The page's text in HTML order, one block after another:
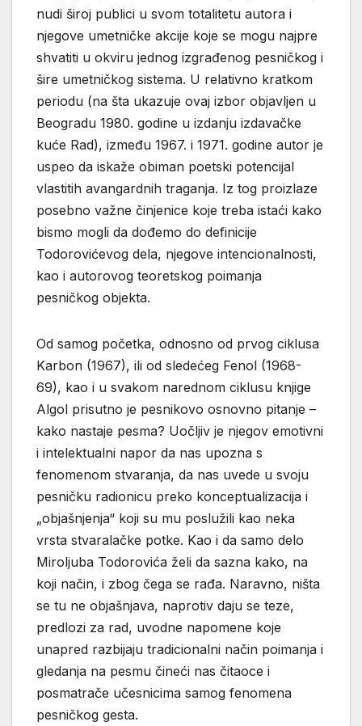
nudi široj publici u svom totalitetu autora i
njegove umetničke akcije koje se mogu najpre
shvatiti u okviru jednog izgrađenog pesničkog i
šire umetničkog sistema. U relativno kratkom
periodu (na šta ukazuje ovaj izbor objavljen u
Beogradu 1980. godine u izdanju izdavačke
kuće Rad), između 1967. i 1971. godine autor je
uspeo da iskaže obiman poetski potencijal
vlastitih avangardnih traganja. Iz tog proizlaze
posebno važne činjenice koje treba istaći kako
bismo mogli da dođemo do definicije
Todorovićevog dela, njegove intencionalnosti,
kao i autorovog teoretskog poimanja
pesničkog objekta.
Od samog početka, odnosno od prvog ciklusa
Karbon (1967), ili od sledećeg Fenol (1968-
69), kao i u svakom narednom ciklusu knjige
Algol prisutno je pesnikovo osnovno pitanje –
kako nastaje pesma? Uočljiv je njegov emotivni
i intelektualni napor da nas upozna s
fenomenom stvaranja, da nas uvede u svoju
pesničku radionicu preko konceptualizacija i
„objašnjenja“ koji su mu poslužili kao neka
vrsta stvaralačke potke. Kao i da samo delo
Miroljuba Todorovića želi da sazna kako, na
koji način, i zbog čega se rađa. Naravno, ništa
se tu ne objašnjava, naprotiv daju se teze,
predlozi za rad, uvodne napomene koje
unapred razbijaju tradicionalni način poimanja i
gledanja na pesmu čineći nas čitaoce i
posmatrače učesnicima samog fenomena
pesničkog gesta.